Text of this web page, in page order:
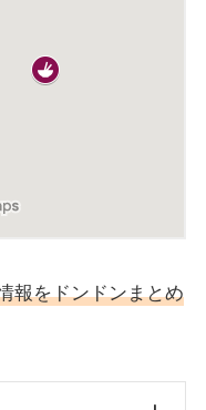
報をドンドンまとめ